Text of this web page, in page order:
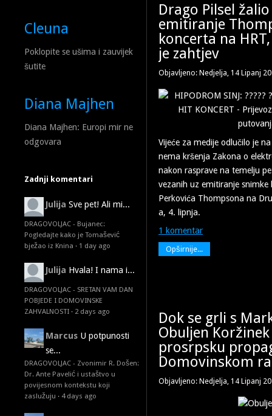
Cleuna
Poklopite se ušima i zauvijek
šutite
Diana Majhen
Diana Majhen: Europi mir ne
odgovara
Zadnji komentari
Julija Sve pet! Ali mi...
DRAGOVOLJAC - Bujanec:
Pogledajte kako je Tomašević
bježao iz Knina · 1 day ago
Julija Hvala! I nama i...
DRAGOVOLJAC - SRETAN VAM DAN
POBJEDE I DOMOVINSKE
ZAHVALNOSTI · 2 days ago
Marcus U potpunosti
se...
DRAGOVOLJAC - Zvonimir R. Došen:
Dr. Ante Pavelić i ustaštvo u
povijesnom kontekstu koji
zaslužuju · 4 days ago
Drago Pilsel
emitiranje
koncerta na
je zahtjev
Objavljeno: Nedjelja, 14 Lipanj
Vijeće za medije odlučilo je
nema kršenja Zakona o
nakon rasprave na temelju
vezanih uz emitiranje snimke
Perkovića Thompsona na
a, 4. lipnja.
1 komentar
Opširnije...
Dok se grli s
Obuljen
prosrpsku
Domovinskom
Objavljeno: Nedjelja, 14 Lipanj